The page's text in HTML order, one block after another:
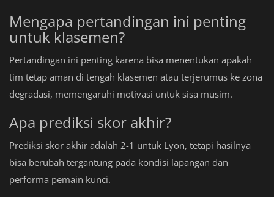
Mengapa pertandingan ini penting
untuk klasemen?
Pertandingan ini penting karena bisa menentukan apakah
tim tetap aman di tengah klasemen atau terjerumus ke zona
degradasi, memengaruhi motivasi untuk sisa musim.
Apa prediksi skor akhir?
Prediksi skor akhir adalah 2-1 untuk Lyon, tetapi hasilnya
bisa berubah tergantung pada kondisi lapangan dan
performa pemain kunci.